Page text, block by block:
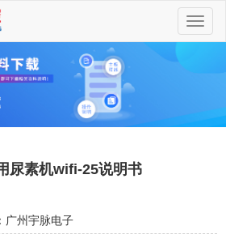
切
换
航
尿素机wifi-25说明书
广州宇脉电子